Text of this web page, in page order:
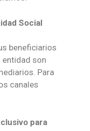
Social
beneficiarios
son
Para
canales
para